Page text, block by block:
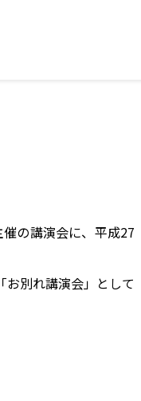
の講演会に、平成27
別れ講演会」として